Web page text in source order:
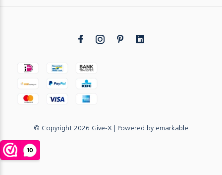
© Copyright 2026 Give-X | Powered by emarkable